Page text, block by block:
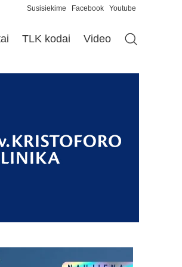
Susisiekime Facebook Youtube
TLK kodai Video